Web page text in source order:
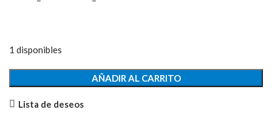
1 disponibles
Asiento
cantidad
AÑADIR AL CARRITO
Lista de deseos